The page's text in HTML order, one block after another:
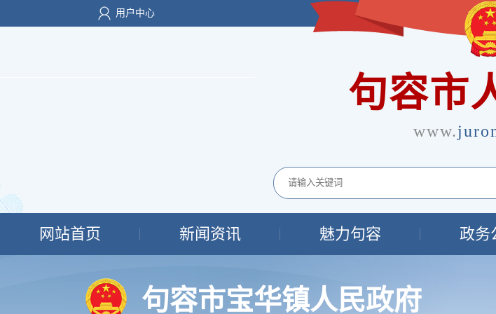
用户中心
句容市
www.
网站首页 新闻资讯 魅力句容 政务
句容市宝华镇人民政府